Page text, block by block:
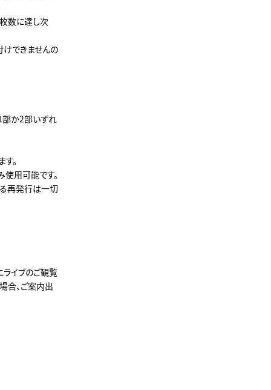
枚数に達し次
けできませんの
部か2部いずれ
。
使用可能です。
る再発行は一切
イブのご観覧
合、ご案内出